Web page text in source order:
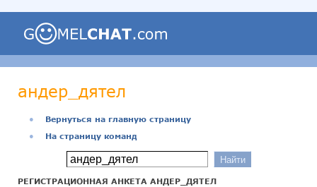
андер_дятел
●
Вернуться на главную страницу
●
На страницу команд
РЕГИСТРАЦИОННАЯ АНКЕТА АНДЕР_ДЯТЕЛ